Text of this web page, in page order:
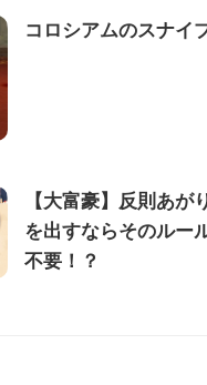
コロシアムのスナイ
【大富豪】反則あが
を出すならそのルー
不要！？